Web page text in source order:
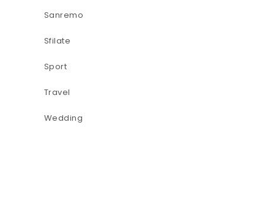
Sanremo
Sfilate
Sport
Travel
Wedding